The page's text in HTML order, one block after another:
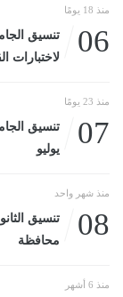
منذ 18 يومًا
06
لاختبارات
منذ 23 يومًا
07
يوليو
منذ شهر واحد
08
محافظة
منذ 6 أشهر